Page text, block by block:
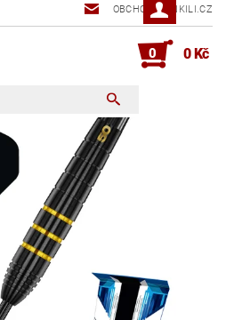
OBCHOD@CINKILI.CZ
0 0 Kč